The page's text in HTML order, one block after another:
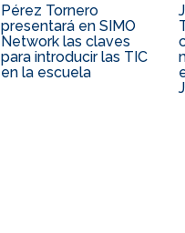
Pérez Tornero
presentará en SIMO
Network las claves
para introducir las TIC
en la escuela